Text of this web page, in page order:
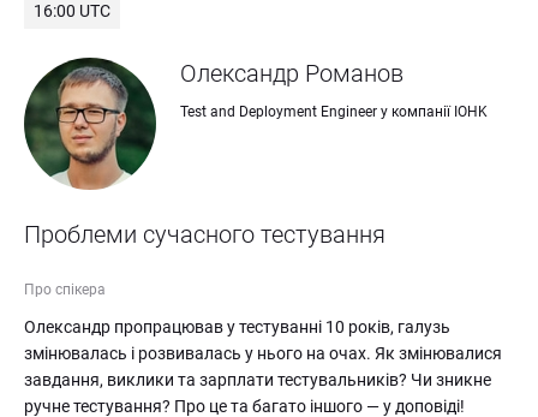
Олександр Романов
Test and Deployment Engineer у компанії IOHK
16:00 UTC
Проблеми сучасного тестування
Про спікера
Олександр пропрацював у тестуванні 10 років, галузь
змінювалась і розвивалась у нього на очах. Як змінювалися
завдання, виклики та зарплати тестувальників? Чи зникне
ручне тестування? Про це та багато іншого — у доповіді!